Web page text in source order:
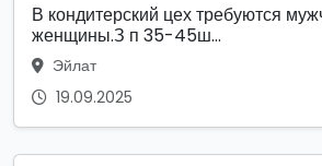
В кондитерский цех требуются
женщины.З п 35-45ш...
Эйлат
19.09.2025